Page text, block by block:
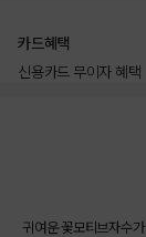
카드혜택
신용카드 무이자 혜택
귀여운 꽃모티브자수가